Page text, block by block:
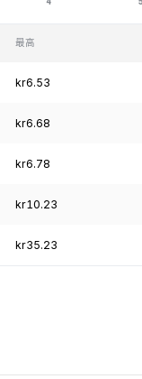
最高
kr6.53
kr6.68
kr6.78
kr10.23
kr35.23